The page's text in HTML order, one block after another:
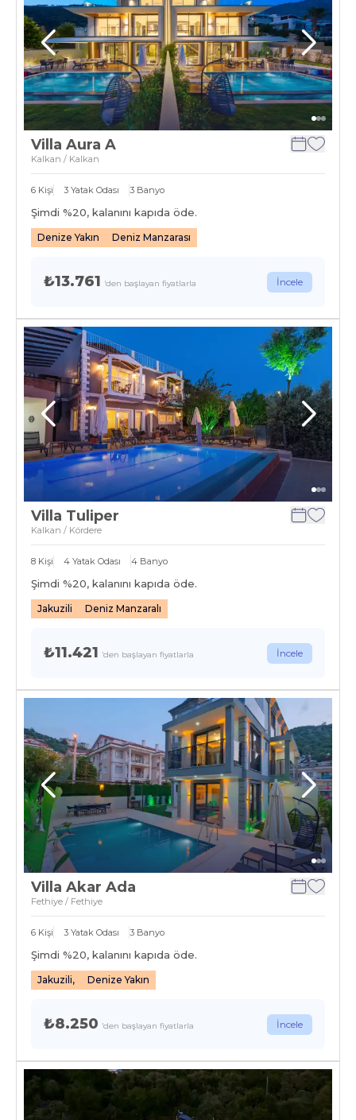
Villa Aura A
Kalkan / Kalkan
6 Kişi 3 Yatak Odası 3 Banyo
Şimdi %20, kalanını kapıda öde.
Denize Yakın Deniz Manzarası
₺13.761 'den başlayan fiyatlarla İncele
Villa Tuliper
Kalkan / Kördere
8 Kişi 4 Yatak Odası 4 Banyo
Şimdi %20, kalanını kapıda öde.
Jakuzili Deniz Manzaralı
₺11.421 'den başlayan fiyatlarla İncele
Villa Akar Ada
Fethiye / Fethiye
6 Kişi 3 Yatak Odası 3 Banyo
Şimdi %20, kalanını kapıda öde.
Jakuzili, Denize Yakın
₺8.250 'den başlayan fiyatlarla İncele